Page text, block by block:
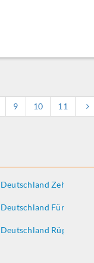
9 10 11
Deutschland Zehdenick
Deutschland Fürstenberg
Deutschland Rügen